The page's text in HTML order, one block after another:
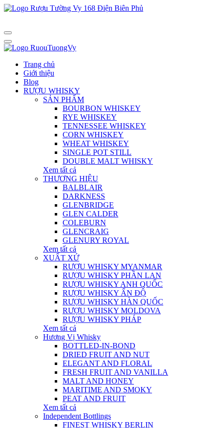
Trang chủ
Giới thiệu
Blog
RƯỢU WHISKY
SẢN PHẨM
BOURBON WHISKEY
RYE WHISKEY
TENNESSEE WHISKEY
CORN WHISKEY
WHEAT WHISKEY
SINGLE POT STILL
DOUBLE MALT WHISKY
Xem tất cả
THƯƠNG HIỆU
BALBLAIR
DARKNESS
GLENBRIDGE
GLEN CALDER
COLEBURN
GLENCRAIG
GLENURY ROYAL
Xem tất cả
XUẤT XỨ
RƯỢU WHISKY MYANMAR
RƯỢU WHISKY PHẦN LAN
RƯỢU WHISKY ANH QUỐC
RƯỢU WHISKY ẤN ĐỘ
RƯỢU WHISKY HÀN QUỐC
RƯỢU WHISKY MOLDOVA
RƯỢU WHISKY PHÁP
Xem tất cả
Hương Vị Whisky
BOTTLED-IN-BOND
DRIED FRUIT AND NUT
ELEGANT AND FLORAL
FRESH FRUIT AND VANILLA
MALT AND HONEY
MARITIME AND SMOKY
PEAT AND FRUIT
Xem tất cả
Independent Bottlings
FINEST WHISKY BERLIN